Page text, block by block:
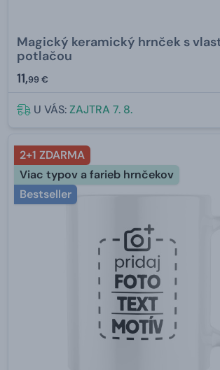
Magický keramický hrnček s
potlačou
11,99 €
U VÁS:ZAJTRA 7. 8.
2+1 ZDARMA
Viac typov a farieb hrnčekov
Bestseller